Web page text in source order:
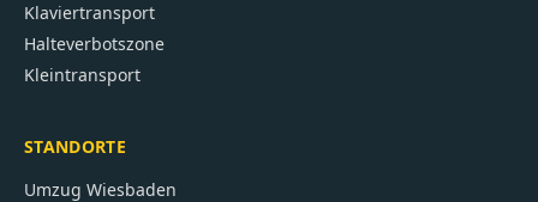
Klaviertransport
Halteverbotszone
Kleintransport
STANDORTE
Umzug Wiesbaden